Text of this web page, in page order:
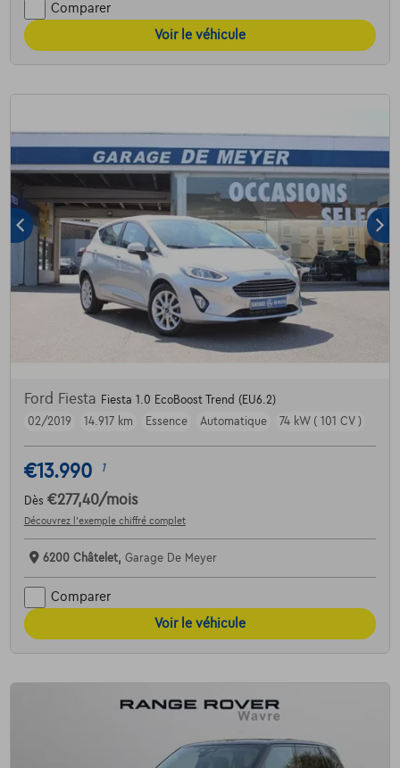
Comparer
Voir le véhicule
Ford Fiesta Fiesta 1.0 EcoBoost Trend (EU6.2)
02/2019
14.917 km Essence Automatique 74 kW ( 101 CV )
€13.990 1
Dès €277,40/mois
Découvrez l’exemple chiffré complet
6200 Châtelet, Garage De Meyer
Comparer
Voir le véhicule